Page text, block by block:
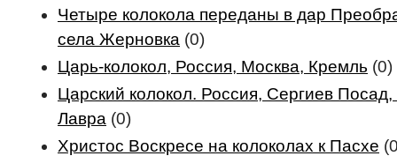
Четыре колокола переданы в дар
села Жерновка (0)
Царь-колокол, Россия, Москва, Кремль (0)
Царский колокол. Россия, Сергиев
Лавра (0)
Христос Воскресе на колоколах к Пасхе